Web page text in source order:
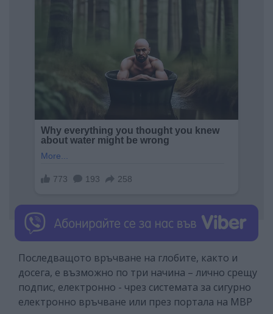
Последващото връчване на глобите, както и
досега, е възможно по три начина – лично срещу
подпис, електронно - чрез системата за сигурно
електронно връчване или през портала на МВР